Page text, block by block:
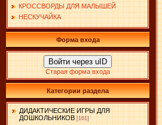
КРОССВОРДЫ ДЛЯ МАЛЫШЕЙ
НЕСКУЧАЙКА
Форма входа
Войти через uID
Старая форма входа
Категории раздела
ДИДАКТИЧЕСКИЕ ИГРЫ ДЛЯ
ДОШКОЛЬНИКОВ [161]